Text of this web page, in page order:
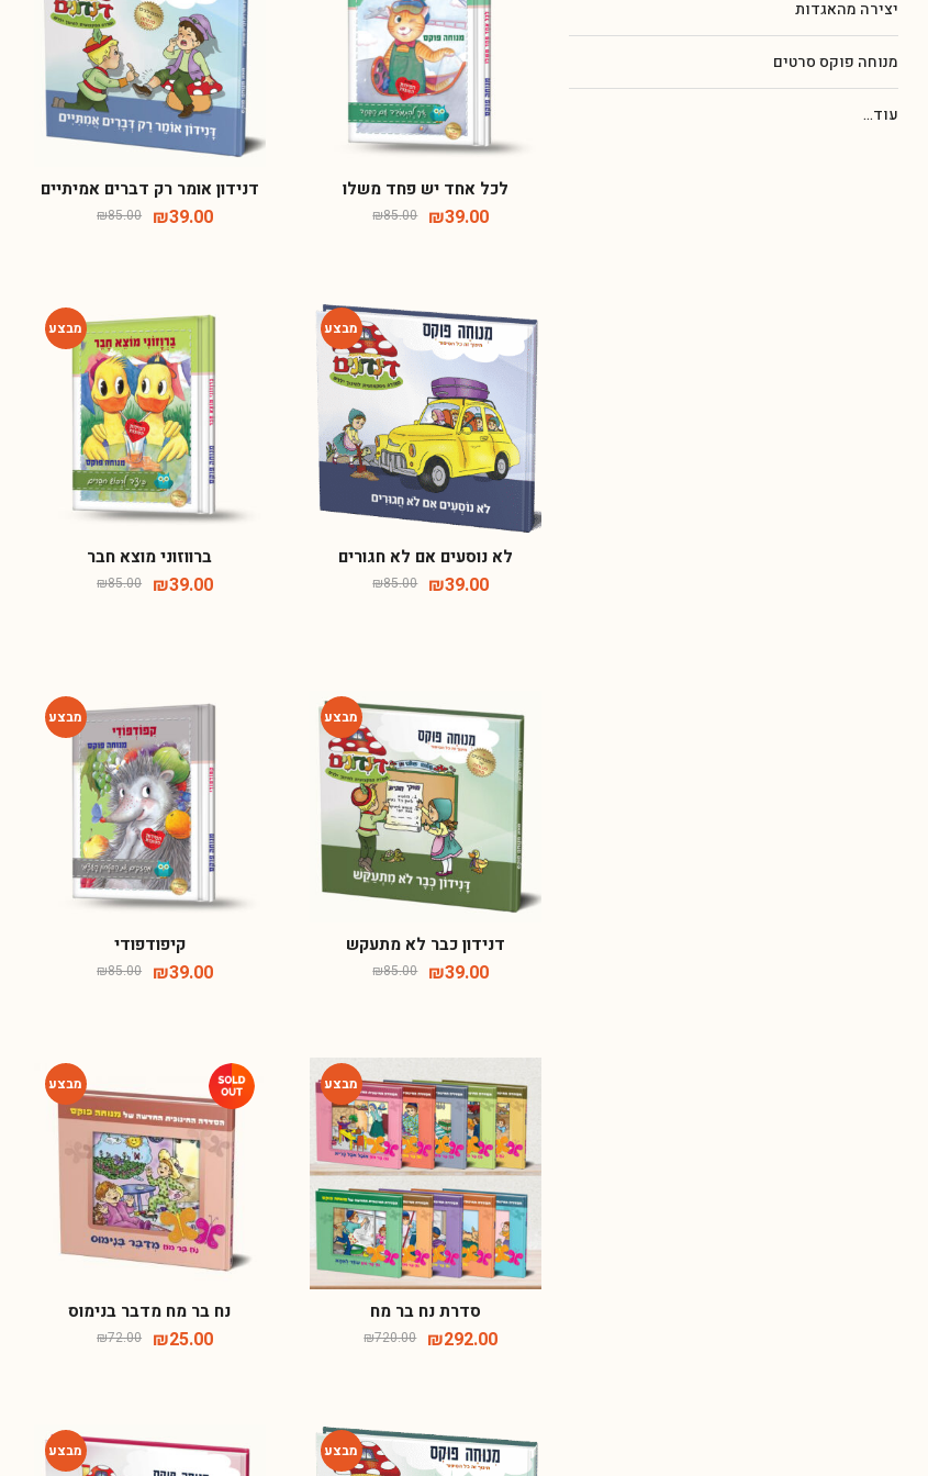
יצירה מהאגדות
מנוחה פוקס סרטים
עוד...
-54%
לכל אחד יש פחד משלו
₪85.00 ₪39.00
-54%
דנידון אומר רק דברים אמיתיים
₪85.00 ₪39.00
-54%
לא נוסעים אם לא חגורים
₪85.00 ₪39.00
-54%
ברווזוני מוצא חבר
₪85.00 ₪39.00
-54%
דנידון כבר לא מתעקש
₪85.00 ₪39.00
-54%
קיפודפודי
₪85.00 ₪39.00
-59%
סדרת נח בר מח
₪720.00 ₪292.00
נח בר מח מדבר בנימוס
₪72.00 ₪25.00
אישור קבלת דיוור ועדכונים באמצעות אימייל או הודעות סמס
הרשמה